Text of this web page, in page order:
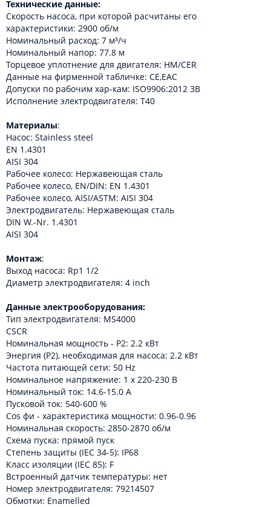
Технические данные:
Скорость насоса, при которой расчитаны его
характеристики: 2900 об/м
Номинальный расход: 7 м³/ч
Номинальный напор: 77.8 м
Торцевое уплотнение для двигателя: HM/CER
Данные на фирменной табличке: CE,EAC
Допуски по рабочим хар-кам: ISO9906:2012 3B
Исполнение электродвигателя: T40
Материалы:
Насос: Stainless steel
EN 1.4301
AISI 304
Рабочее колесо: Нержавеющая сталь
Рабочее колесо, EN/DIN: EN 1.4301
Рабочее колесо, AISI/ASTM: AISI 304
Электродвигатель: Нержавеющая сталь
DIN W.-Nr. 1.4301
AISI 304
Монтаж:
Выход насоса: Rp1 1/2
Диаметр электродвигателя: 4 inch
Данные электрооборудования:
Тип электродвигателя: MS4000
CSCR
Номинальная мощность - P2: 2.2 кВт
Энергия (Р2), необходимая для насоса: 2.2 кВт
Частота питающей сети: 50 Hz
Номинальное напряжение: 1 x 220-230 В
Номинальный ток: 14.6-15.0 A
Пусковой ток: 540-600 %
Cos фи - характеристика мощности: 0.96-0.96
Номинальная скорость: 2850-2870 об/м
Схема пуска: прямой пуск
Степень защиты (IEC 34-5): IP68
Класс изоляции (IEC 85): F
Встроенный датчик температуры: нет
Номер электродвигателя: 79214507
Обмотки: Enamelled